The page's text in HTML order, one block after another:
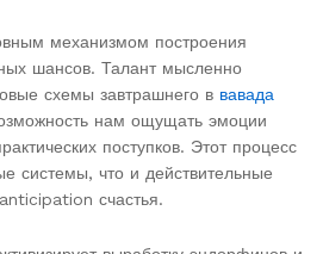
механизмом построения
шансов. Талант мысленно
схемы завтрашнего в вавада
нам ощущать эмоции
поступков. Этот процесс
системы, что и действительные
счастья.